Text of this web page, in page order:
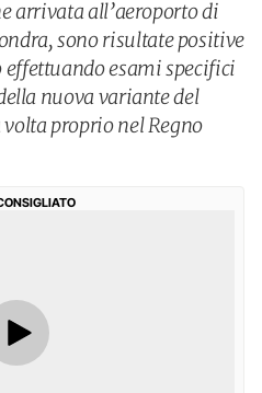
arrivata all’aeroporto di
sono risultate positive
esami specifici
nuova variante del
proprio nel Regno